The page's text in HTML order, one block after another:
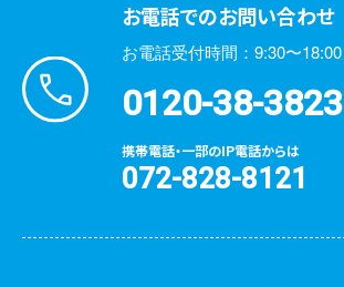
お電話でのお問い合わせ
お電話受付時間：9:30〜18:00
0120-38-3823
携帯電話・一部のIP電話からは
072-828-8121